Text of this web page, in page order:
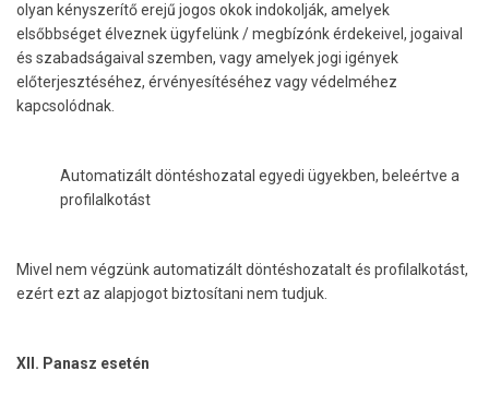
olyan kényszerítő erejű jogos okok indokolják, amelyek
elsőbbséget élveznek ügyfelünk / megbízónk érdekeivel, jogaival
és szabadságaival szemben, vagy amelyek jogi igények
előterjesztéséhez, érvényesítéséhez vagy védelméhez
kapcsolódnak.
Automatizált döntéshozatal egyedi ügyekben, beleértve a
profilalkotást
Mivel nem végzünk automatizált döntéshozatalt és profilalkotást,
ezért ezt az alapjogot biztosítani nem tudjuk.
XII. Panasz esetén